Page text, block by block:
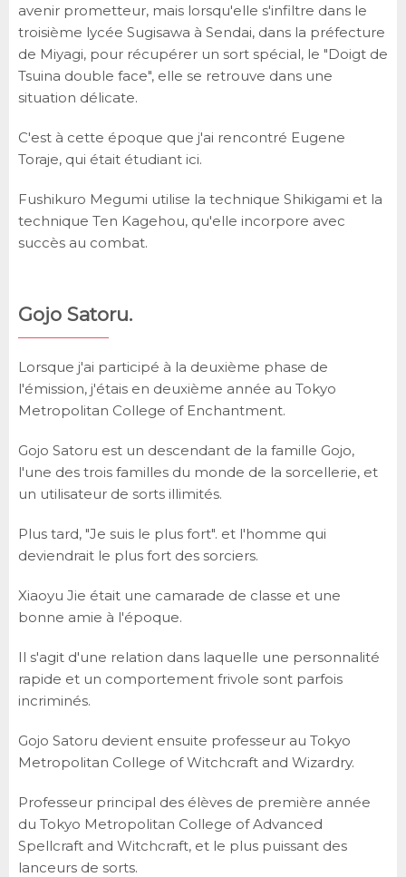
avenir prometteur, mais lorsqu'elle s'infiltre dans le
troisième lycée Sugisawa à Sendai, dans la préfecture
de Miyagi, pour récupérer un sort spécial, le "Doigt de
Tsuina double face", elle se retrouve dans une
situation délicate.
C'est à cette époque que j'ai rencontré Eugene
Toraje, qui était étudiant ici.
Fushikuro Megumi utilise la technique Shikigami et la
technique Ten Kagehou, qu'elle incorpore avec
succès au combat.
Gojo Satoru.
Lorsque j'ai participé à la deuxième phase de
l'émission, j'étais en deuxième année au Tokyo
Metropolitan College of Enchantment.
Gojo Satoru est un descendant de la famille Gojo,
l'une des trois familles du monde de la sorcellerie, et
un utilisateur de sorts illimités.
Plus tard, "Je suis le plus fort". et l'homme qui
deviendrait le plus fort des sorciers.
Xiaoyu Jie était une camarade de classe et une
bonne amie à l'époque.
Il s'agit d'une relation dans laquelle une personnalité
rapide et un comportement frivole sont parfois
incriminés.
Gojo Satoru devient ensuite professeur au Tokyo
Metropolitan College of Witchcraft and Wizardry.
Professeur principal des élèves de première année
du Tokyo Metropolitan College of Advanced
Spellcraft and Witchcraft, et le plus puissant des
lanceurs de sorts.